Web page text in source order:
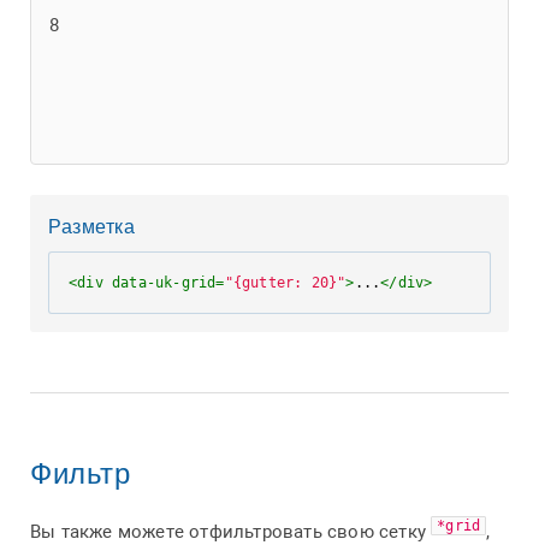
8
Разметка
<div data-uk-grid= "{gutter: 20}"> ...</div>
Фильтр
Вы также можете отфильтровать свою сетку *grid ,